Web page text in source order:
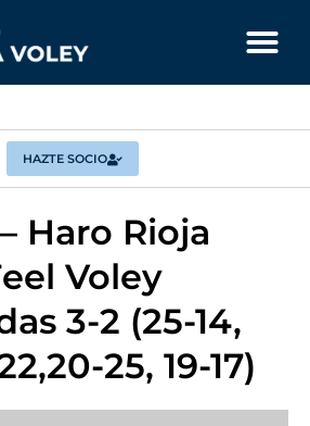
HAZTE SOCIO
Haro Rioja
Voley
3-2 (25-14,
25, 19-17)